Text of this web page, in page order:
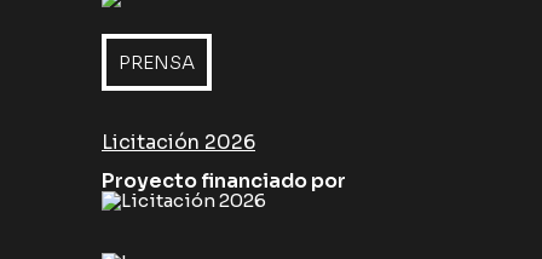
PRENSA
Licitación 2026
Proyecto financiado por